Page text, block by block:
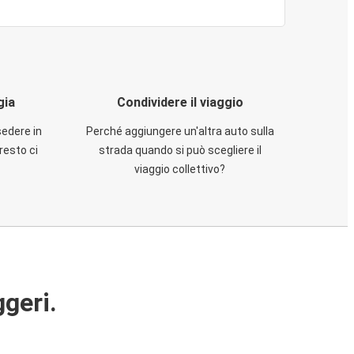
in
ci
Condividere il viaggio
Perché aggiungere un'altra auto sulla
strada quando si può scegliere il
viaggio collettivo?